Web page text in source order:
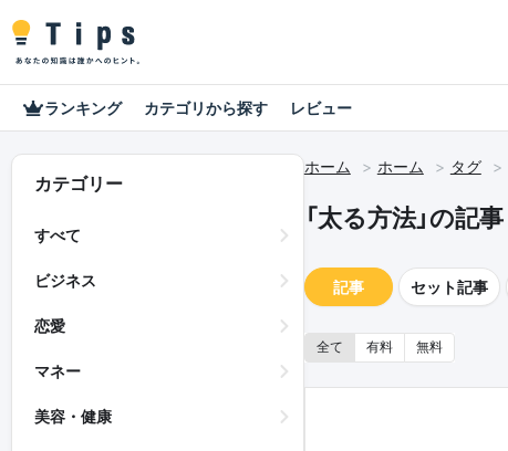
ランキング カテゴリから探す レビュー
カテゴリー
すべて
ビジネス
恋愛
マネー
美容・健康
ホーム ホーム タグ
「太る方法」の記事
記事 セット記事
全て 有料 無料